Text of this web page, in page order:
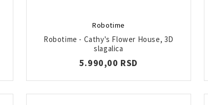
Robotime
Robotime - Cathy's Flower House, 3D
slagalica
5.990,00 RSD